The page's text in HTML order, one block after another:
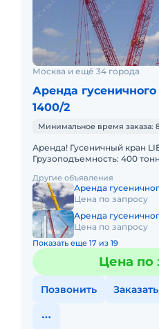
Москва и ещё 34 города
Аренда
1400/2
Минимальное время заказа:
Аренда! Гусеничный кран
Грузоподъемность: 400 тонн. Длина стрелы:
документ
Другие объявления
Аренда
Цена по запросу
Аренда
Цена по запросу
Показать еще 17 из 19
Цена по
Позвонить Заказать